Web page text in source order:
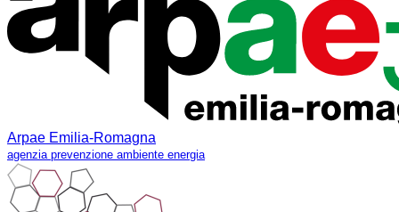
Arpae Emilia-Romagna
agenzia prevenzione ambiente energia